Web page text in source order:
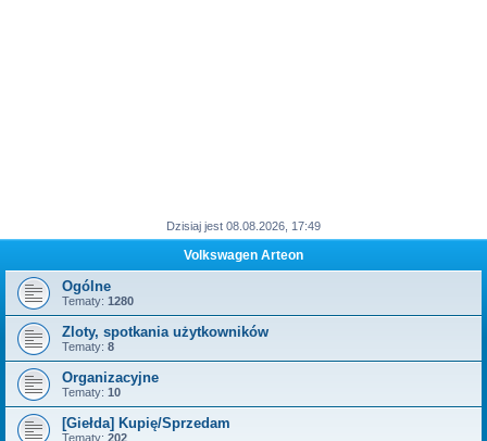
Dzisiaj jest 08.08.2026, 17:49
Volkswagen Arteon
Ogólne
Tematy: 1280
Zloty, spotkania użytkowników
Tematy: 8
Organizacyjne
Tematy: 10
[Giełda] Kupię/Sprzedam
Tematy: 202